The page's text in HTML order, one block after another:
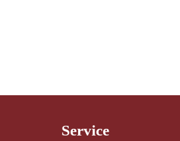
Service